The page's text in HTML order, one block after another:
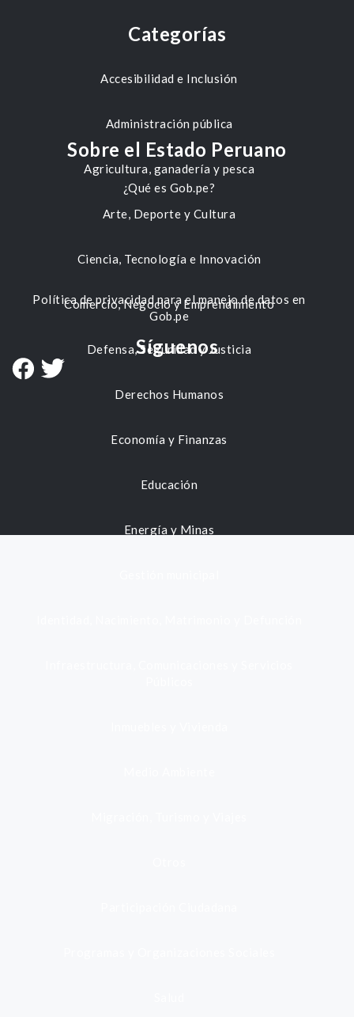
Categorías
Accesibilidad e Inclusión
Administración pública
Agricultura, ganadería y pesca
Arte, Deporte y Cultura
Ciencia, Tecnología e Innovación
Comercio, Negocio y Emprendimiento
Defensa, Seguridad y Justicia
Derechos Humanos
Economía y Finanzas
Educación
Energía y Minas
Sobre el Estado Peruano
¿Qué es Gob.pe?
Política de privacidad para el manejo de datos en
Gob.pe
Síguenos